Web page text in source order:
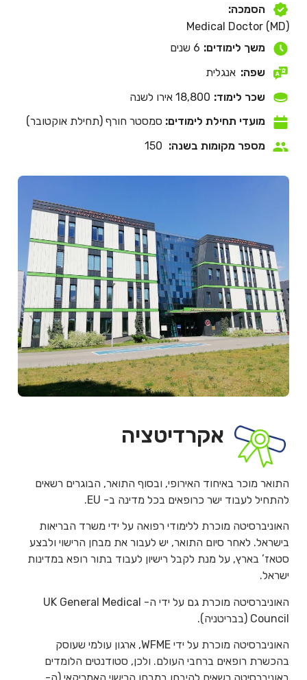
הסמכה:
Medical Doctor (MD)
משך לימודים: 6 שנים
שפה: אנגלית
שכר לימוד: 18,800 אירו לשנה
מועדי תחילת לימודים: סמסטר חורף (תחילת אוקטובר)
מספר מקומות בשנה: 150
אקרדיטציה
התואר מוכר באיחוד האירופי, ובסוף התואר, הבוגרים רשאים
להתחיל לעבוד ישר כרופאים בכל מדינה ב- EU.
האוניברסיטה מוכרת ללימודי רפואה על ידי משרד הבריאות
בישראל. לאחר סיום התואר, יש לעבור את מבחן הרישוי ולבצע
סטאז’ בארץ, על מנת לקבל רישיון לעבוד בתור רופא במדינות
ישראל.
האוניברסיטה מוכרת גם על ידי ה- UK General Medical
Council (בבריטניה).
האוניברסיטה מוכרת על ידי WFME, ארגון עולמי שעוסק
בהכשרת רופאים ברחבי העולם. ולכן, סטודנטים הלומדים